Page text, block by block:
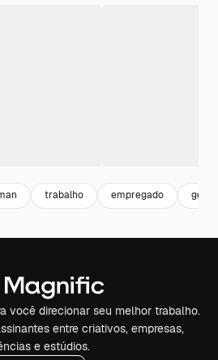
trabalho empregado
você direcionar seu melhor trabalho.
entre criativos, empresas,
e estúdios.